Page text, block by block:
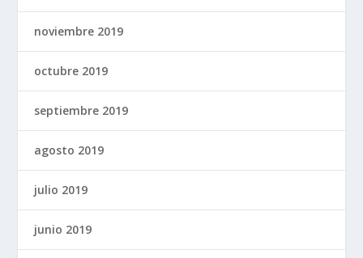
noviembre 2019
octubre 2019
septiembre 2019
agosto 2019
julio 2019
junio 2019